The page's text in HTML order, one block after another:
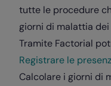
tutte le procedure
giorni di malattia
Tramite Factorial
Registrare le
Calcolare i giorni di